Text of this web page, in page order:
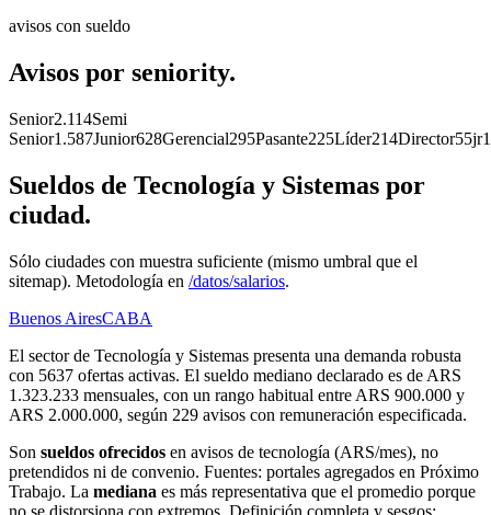
avisos con sueldo
Avisos por seniority.
Senior2.114Semi
Senior1.587Junior628Gerencial295Pasante225Líder214Director55jr
Sueldos de Tecnología y Sistemas por
ciudad.
Sólo ciudades con muestra suficiente (mismo umbral que el
sitemap). Metodología en /datos/salarios.
Buenos AiresCABA
El sector de Tecnología y Sistemas presenta una demanda robusta
con 5637 ofertas activas. El sueldo mediano declarado es de ARS
1.323.233 mensuales, con un rango habitual entre ARS 900.000 y
ARS 2.000.000, según 229 avisos con remuneración especificada.
Son sueldos ofrecidos en avisos de tecnología (ARS/mes), no
pretendidos ni de convenio. Fuentes: portales agregados en Próximo
Trabajo. La mediana es más representativa que el promedio porque
no se distorsiona con extremos. Definición completa y sesgos: